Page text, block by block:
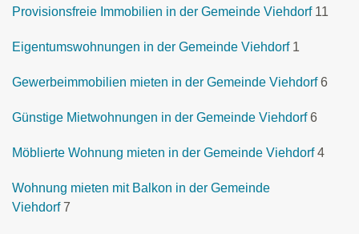
Provisionsfreie Immobilien in der Gemeinde Viehdorf 11
Eigentumswohnungen in der Gemeinde Viehdorf 1
Gewerbeimmobilien mieten in der Gemeinde Viehdorf 6
Günstige Mietwohnungen in der Gemeinde Viehdorf 6
Möblierte Wohnung mieten in der Gemeinde Viehdorf 4
Wohnung mieten mit Balkon in der Gemeinde
Viehdorf 7